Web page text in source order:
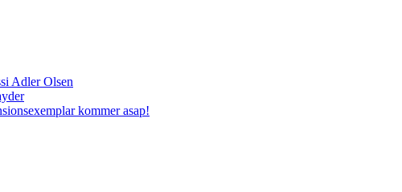
Adler Olsen
kommer asap!